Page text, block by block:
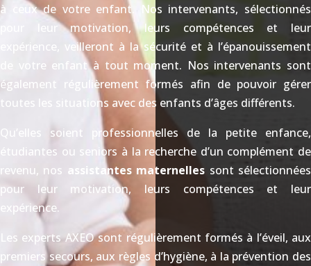
à ceux de votre enfant. Nos intervenants, sélectionnés
pour leur motivation, leurs compétences et leur
expérience, veilleront à la sécurité et à l’épanouissement
de votre enfant à tout moment. Nos intervenants sont
également régulièrement formés afin de pouvoir gérer
toutes les situations avec des enfants d’âges différents.
Qu’elles soient professionnelles de la petite enfance,
étudiantes ou seniors à la recherche d’un complément de
revenu, nos assistantes maternelles sont sélectionnées
pour leur motivation, leurs compétences et leur
expérience.
Les experts AXEO sont régulièrement formés à l’éveil, aux
premiers secours, aux règles d’hygiène, à la prévention des